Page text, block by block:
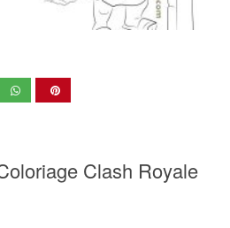
Clash Royale